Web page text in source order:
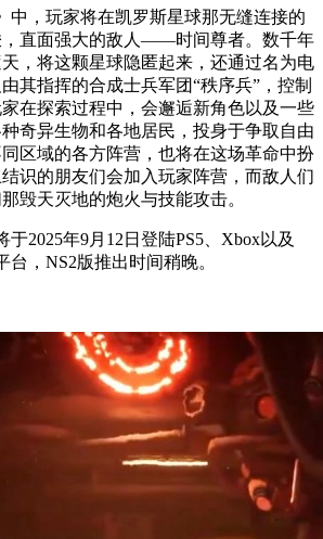
中，玩家将在凯罗斯星球那无缝连接的
，直面强大的敌人——时间尊者。数千年
，将这颗星球隐匿起来，还通过名为电
其指挥的合成士兵军团“秩序兵”，控制
在探索过程中，会邂逅新角色以及一些
奇异生物和各地居民，投身于争取自由
区域的各方阵营，也将在这场革命中扮
识的朋友们会加入玩家阵营，而敌人们
毁天灭地的炮火与技能攻击。
于2025年9月12日登陆PS5、Xbox以及
台，NS2版推出时间稍晚。